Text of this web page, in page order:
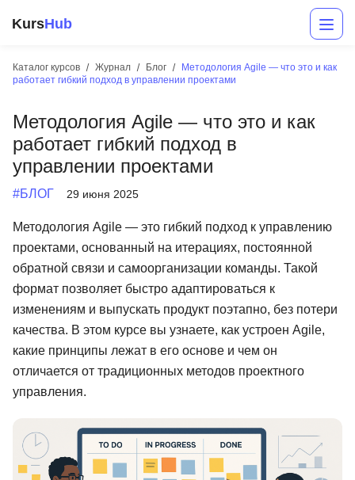
KursHub
Каталог курсов Журнал Блог
Методология Agile — что это и как
работает гибкий подход в управлении проектами
Методология Agile — что это и как
работает гибкий подход в
управлении проектами
#БЛОГ 29 июня 2025
Методология Agile — это гибкий подход к управлению
проектами, основанный на итерациях, постоянной
обратной связи и самоорганизации команды. Такой
формат позволяет быстро адаптироваться к
изменениям и выпускать продукт поэтапно, без потери
качества. В этом курсе вы узнаете, как устроен Agile,
какие принципы лежат в его основе и чем он
отличается от традиционных методов проектного
управления.
Маркетинг
Дизайн
Аналитика
Менеджмент
Иностранные языки
ДПО
Детям